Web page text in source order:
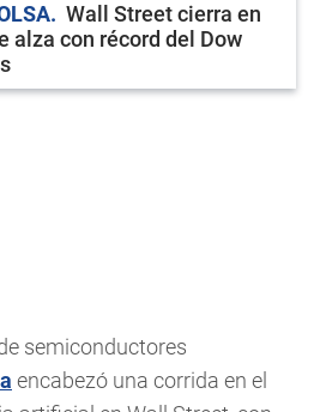
Wall Street cierra en
alza con récord del Dow
semiconductores
encabezó una corrida en el